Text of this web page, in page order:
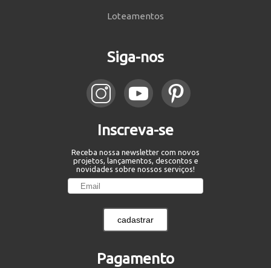
Loteamentos
Siga-nos
Inscreva-se
Receba nossa newsletter com novos
projetos, lançamentos, descontos e
novidades sobre nossos serviços!
cadastrar
Pagamento